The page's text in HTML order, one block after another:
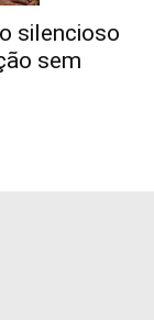
silencioso
sem